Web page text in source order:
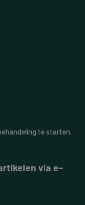
te starten.
via e-